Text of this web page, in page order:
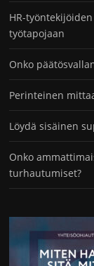
HR-
työtapojaan
Onko
Perinteinen
Löydä sisäinen
Onko
turhautumiset?